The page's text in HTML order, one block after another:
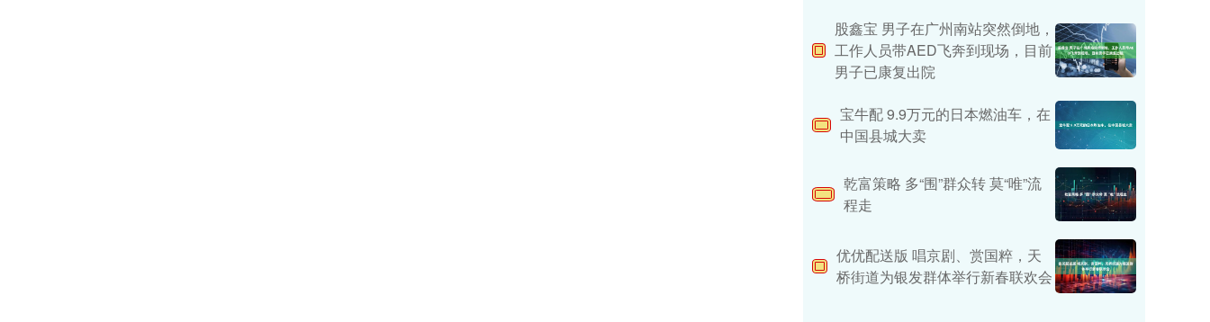
股鑫宝 男子在广州南站突然倒地，
工作人员带AED飞奔到现场，目前
男子已康复出院
宝牛配 9.9万元的日本燃油车，在
中国县城大卖
乾富策略 多“围”群众转 莫“唯”流
程走
优优配送版 唱京剧、赏国粹，天
桥街道为银发群体举行新春联欢会